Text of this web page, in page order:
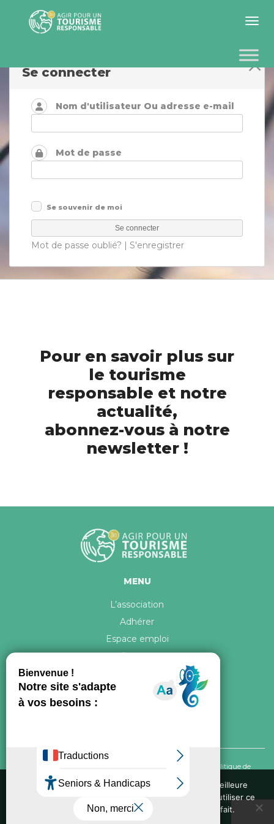
Toggle
Se connecter
Nom d'utilisateur Ou adresse e-mail
Mot de passe
Se souvenir de moi
Mot de passe oublié? | S'enregistrer
Pour en savoir plus sur
le tourisme
responsable et notre
actualité,
abonnez-vous à notre
newsletter !
MENU
L’association
Adhérer
Espace emploi
Contact
Politique de
confidentialité
Conception graphique, iconographie et développement de ce site réalisés par
Nous utilisons des cookies pour vous garantir la meilleure
expérience sur notre site web. Si vous continuez à utiliser ce
site, nous supposerons que vous en êtes satisfait.